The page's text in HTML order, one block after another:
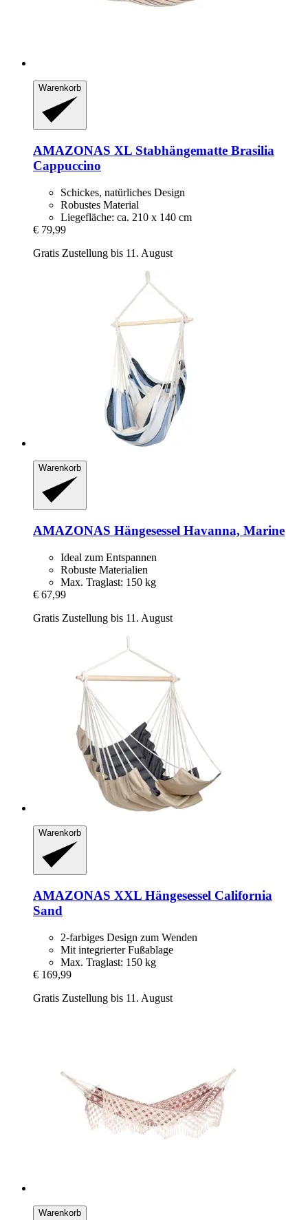
Warenkorb
AMAZONAS XL Stabhängematte Brasilia
Cappuccino
Schickes, natürliches Design
Robustes Material
Liegefläche: ca. 210 x 140 cm
€ 79,99
Gratis Zustellung bis 11. August
Warenkorb
AMAZONAS Hängesessel Havanna, Marine
Ideal zum Entspannen
Robuste Materialien
Max. Traglast: 150 kg
€ 67,99
Gratis Zustellung bis 11. August
Warenkorb
AMAZONAS XXL Hängesessel California
Sand
2-farbiges Design zum Wenden
Mit integrierter Fußablage
Max. Traglast: 150 kg
€ 169,99
Gratis Zustellung bis 11. August
Warenkorb